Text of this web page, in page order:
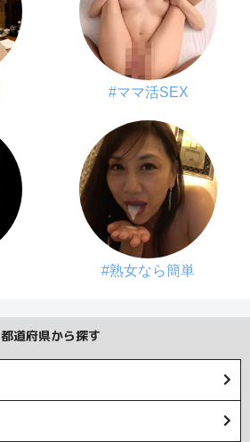
#ママ活SEX
#熟女なら簡単
都道府県から探す